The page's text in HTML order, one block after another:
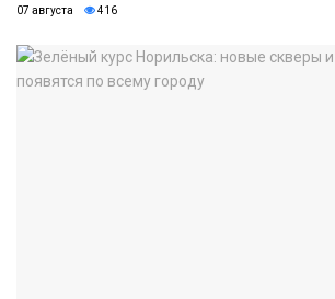
07 августа 416